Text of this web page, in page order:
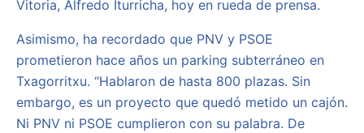
Vitoria, Alfredo Iturricha, hoy en rueda de prensa.
Asimismo, ha recordado que PNV y PSOE
prometieron hace años un parking subterráneo en
Txagorritxu. “Hablaron de hasta 800 plazas. Sin
embargo, es un proyecto que quedó metido un cajón.
Ni PNV ni PSOE cumplieron con su palabra. De